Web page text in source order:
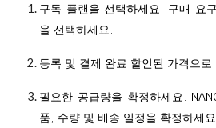
구독 플랜을 선택하세요. 구매 요
을 선택하세요.
등록 및 결제 완료 할인된 가격으
필요한 공급량을 확정하세요.
품, 수량 및 배송 일정을 확정하세